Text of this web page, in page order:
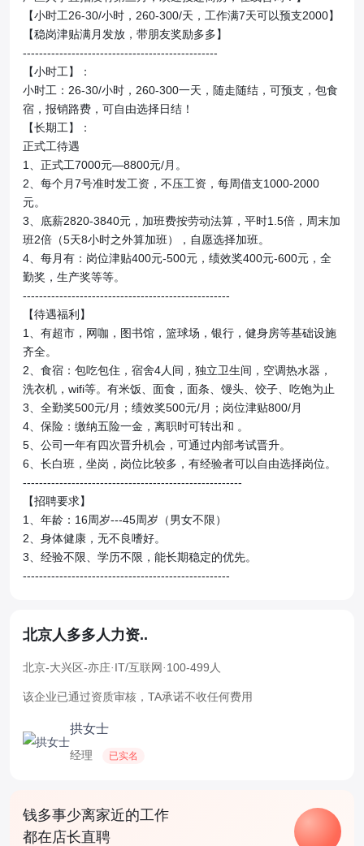
【小时工26-30/小时，260-300/天，工作满7天可以预支2000】
【稳岗津贴满月发放，带朋友奖励多多】
------------------------------------------------
【小时工】：
小时工：26-30/小时，260-300一天，随走随结，可预支，包食
宿，报销路费，可自由选择日结！
【长期工】：
正式工待遇
1、正式工7000元―8800元/月。
2、每个月7号准时发工资，不压工资，每周借支1000-2000
元。
3、底薪2820-3840元，加班费按劳动法算，平时1.5倍，周末加
班2倍（5天8小时之外算加班），自愿选择加班。
4、每月有：岗位津贴400元-500元，绩效奖400元-600元，全
勤奖，生产奖等等。
---------------------------------------------------
【待遇福利】
1、有超市，网咖，图书馆，篮球场，银行，健身房等基础设施
齐全。
2、食宿：包吃包住，宿舍4人间，独立卫生间，空调热水器，
洗衣机，wifi等。有米饭、面食，面条、馒头、饺子、吃饱为止
3、全勤奖500元/月；绩效奖500元/月；岗位津贴800/月
4、保险：缴纳五险一金，离职时可转出和 。
5、公司一年有四次晋升机会，可通过内部考试晋升。
6、长白班，坐岗，岗位比较多，有经验者可以自由选择岗位。
------------------------------------------------------
【招聘要求】
1、年龄：16周岁---45周岁（男女不限）
2、身体健康，无不良嗜好。
3、经验不限、学历不限，能长期稳定的优先。
---------------------------------------------------
北京人多多人力资..
北京-大兴区-亦庄·IT/互联网·100-499人
该企业已通过资质审核，TA承诺不收任何费用
拱女士
经理 已实名
钱多事少离家近的工作
都在店长直聘